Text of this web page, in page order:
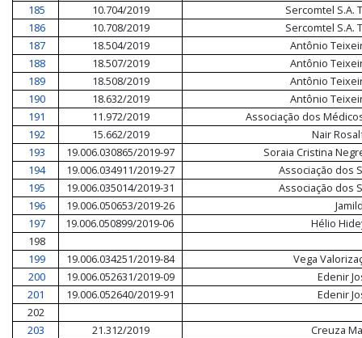
185
10.704/2019
Sercomtel S.A.
186
10.708/2019
Sercomtel S.A.
187
18.504/2019
Antônio
188
18.507/2019
Antônio
189
18.508/2019
Antônio
190
18.632/2019
Antônio
191
11.972/2019
Associação dos
192
15.662/2019
Nair
193
19.006.030865/2019-97
Soraia Cristina
194
19.006.034911/2019-27
Associação dos
195
19.006.035014/2019-31
Associação dos
196
19.006.050653/2019-26
197
19.006.050899/2019-06
Hélio
198
199
19.006.034251/2019-84
Vega
200
19.006.052631/2019-09
Edenir
201
19.006.052640/2019-91
Edenir
202
203
21.312/2019
Creuza